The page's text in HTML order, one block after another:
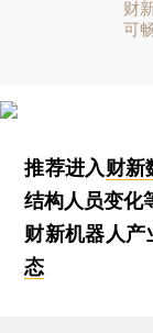
财
可
推荐进入财新
结构人员变化
财新机器人产
态